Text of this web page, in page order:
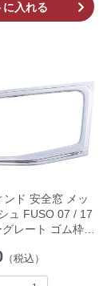
に入れる
ンド 安全窓 メッ
ュ FUSO 07 / 17
レート ゴム枠無
（税込）